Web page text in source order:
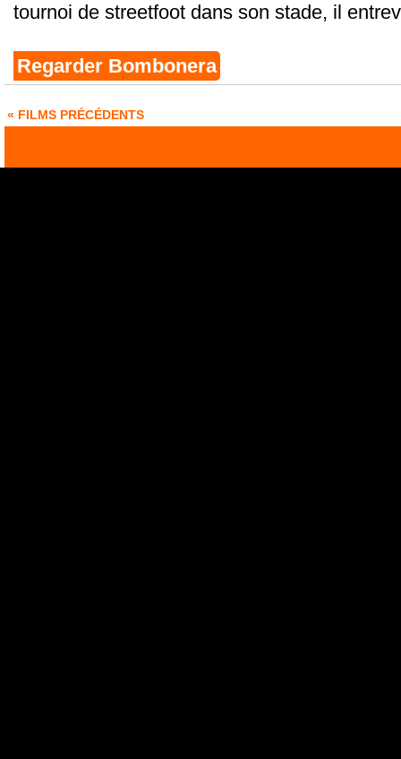
tournoi de streetfoot dans son stade, il
Regarder Bombonera
« FILMS PRÉCÉDENTS